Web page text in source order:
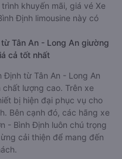
khuyến mãi, giá vé Xe
Định limousine này có
Tân An - Long An giường
cả tốt nhất
Định từ Tân An - Long An
lượng cao. Trên xe
bị hiện đại phục vụ cho
Bên cạnh đó, các hãng xe
- Bình Định luôn chú trọng
cải thiện để mang đến